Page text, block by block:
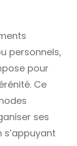
personnels,
pour
Ce
ses